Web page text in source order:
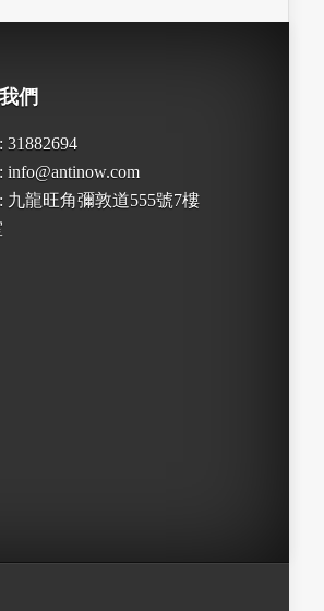
們
31882694
info@antinow.com
九龍旺角彌敦道555號7樓